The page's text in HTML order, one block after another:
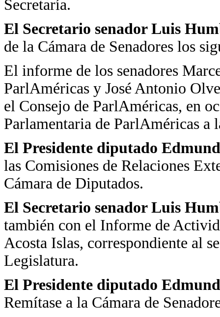
Secretaría.
El Secretario senador Luis
de la Cámara de Senadores los
El informe de los senadores
ParlAméricas y José Antonio
el Consejo de ParlAméricas, en
Parlamentaria de ParlAméricas a
El Presidente diputado
las Comisiones de Relaciones
Cámara de Diputados.
El Secretario senador Luis
también con el Informe de
Acosta Islas, correspondiente al
Legislatura.
El Presidente diputado
Remítase a la Cámara de